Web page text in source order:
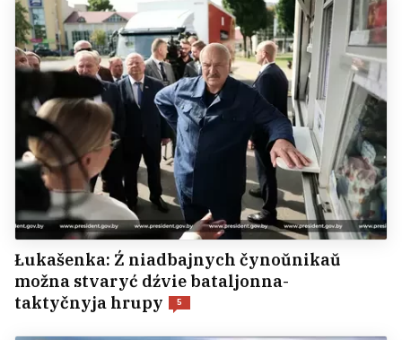
Łukašenka: Ź niadbajnych čynoŭnikaŭ
možna stvaryć dźvie bataljonna-
taktyčnyja hrupy
5